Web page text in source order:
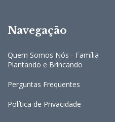
Navegação
Quem Somos Nós - Família
Plantando e Brincando
Perguntas Frequentes
Política de Privacidade